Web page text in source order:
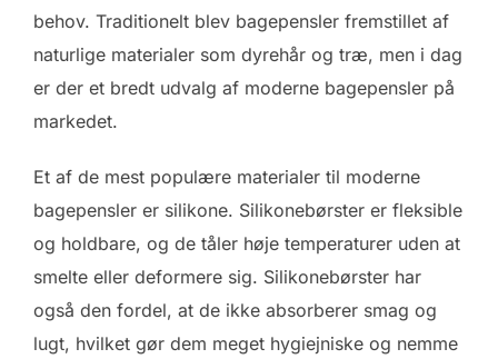
behov. Traditionelt blev bagepensler fremstillet af
naturlige materialer som dyrehår og træ, men i dag
er der et bredt udvalg af moderne bagepensler på
markedet.
Et af de mest populære materialer til moderne
bagepensler er silikone. Silikonebørster er fleksible
og holdbare, og de tåler høje temperaturer uden at
smelte eller deformere sig. Silikonebørster har
også den fordel, at de ikke absorberer smag og
lugt, hvilket gør dem meget hygiejniske og nemme